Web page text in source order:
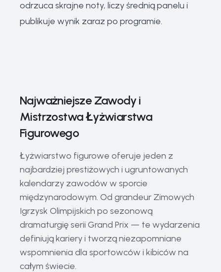
odrzuca skrajne noty, liczy średnią panelu i
publikuje wynik zaraz po programie.
Najważniejsze Zawody i
Mistrzostwa Łyżwiarstwa
Figurowego
Łyżwiarstwo figurowe oferuje jeden z
najbardziej prestiżowych i ugruntowanych
kalendarzy zawodów w sporcie
międzynarodowym. Od grandeur Zimowych
Igrzysk Olimpijskich po sezonową
dramaturgię serii Grand Prix — te wydarzenia
definiują kariery i tworzą niezapomniane
wspomnienia dla sportowców i kibiców na
całym świecie.